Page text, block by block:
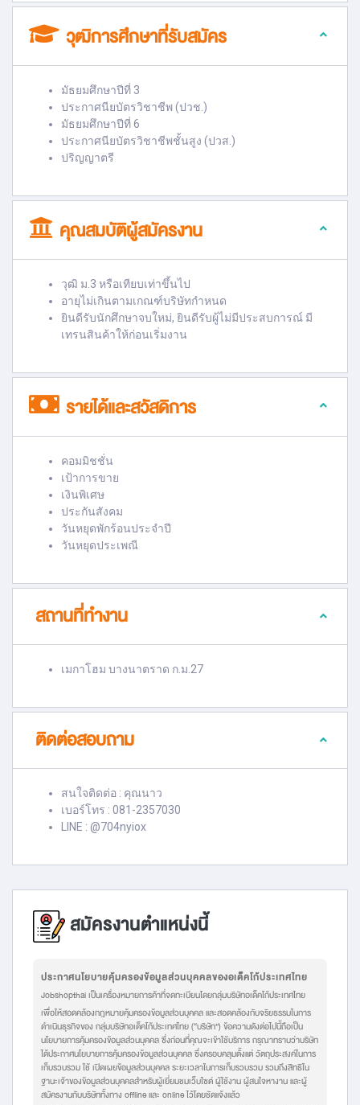
วุฒิการศึกษาที่รับสมัคร
มัธยมศึกษาปีที่ 3
ประกาศนียบัตรวิชาชีพ (ปวช.)
มัธยมศึกษาปีที่ 6
ประกาศนียบัตรวิชาชีพชั้นสูง (ปวส.)
ปริญญาตรี
คุณสมบัติผู้สมัครงาน
วุฒิ ม.3 หรือเทียบเท่าขึ้นไป
อายุไม่เกินตามเกณฑ์บริษัทกำหนด
ยินดีรับนักศึกษาจบใหม่, ยินดีรับผู้ไม่มีประสบการณ์ มี
เทรนสินค้าให้ก่อนเริ่มงาน
รายได้และสวัสดิการ
คอมมิชชั่น
เป้าการขาย
เงินพิเศษ
ประกันสังคม
วันหยุดพักร้อนประจำปี
วันหยุดประเพณี
สถานที่ทำงาน
เมกาโฮม บางนาตราด ก.ม.27
ติดต่อสอบถาม
สนใจติดต่อ : คุณนาว
เบอร์โทร : 081-2357030
LINE : @704nyiox
สมัครงานตำแหน่งนี้
ประกาศนโยบายคุ้มครองข้อมูลส่วนบุคคลของอเด็คโก้ประเทศไทย
Jobshopthai เป็นเครื่องหมายการค้าที่จดทะเบียนโดยกลุ่มบริษัทอเด็คโก้ประเทศไทย
เพื่อให้สอดคล้องกฎหมายคุ้มครองข้อมูลส่วนบุคคล และสอดคล้องกับจริยธรรมในการ
ดำเนินธุรกิจของ กลุ่มบริษัทอเด็คโก้ประเทศไทย (“บริษัท”) ข้อความดังต่อไปนี้ถือเป็น
นโยบายการคุ้มครองข้อมูลส่วนบุคคล ซึ่งก่อนที่คุณจะเข้าใช้บริการ กรุณาทราบว่าบริษัท
ได้ประกาศนโยบายการคุ้มครองข้อมูลส่วนบุคคล ซึ่งครอบคลุมตั้งแต่ วัตถุประสงค์ในการ
เก็บรวบรวม ใช้ เปิดเผยข้อมูลส่วนบุคคล ระยะเวลาในการเก็บรวบรวม รวมถึงสิทธิใน
ฐานะเจ้าของข้อมูลส่วนบุคคลสำหรับผู้เยี่ยมชมเว็บไซต์ ผู้ใช้งาน ผู้สนใจหางาน และผู้
สมัครงานกับบริษัททั้งทาง offline และ online ไว้โดยชัดแจ้งแล้ว